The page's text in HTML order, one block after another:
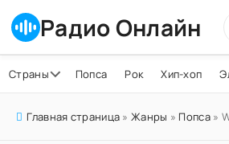
Радио Онлайн
Страны Попса Рок Хип-хоп
Главная страница »Жанры » Попса»